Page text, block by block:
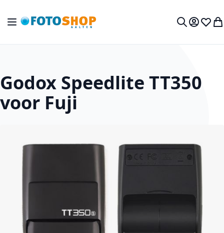
Toggle Nav
Mijn
Godox Speedlite TT350
voor Fuji